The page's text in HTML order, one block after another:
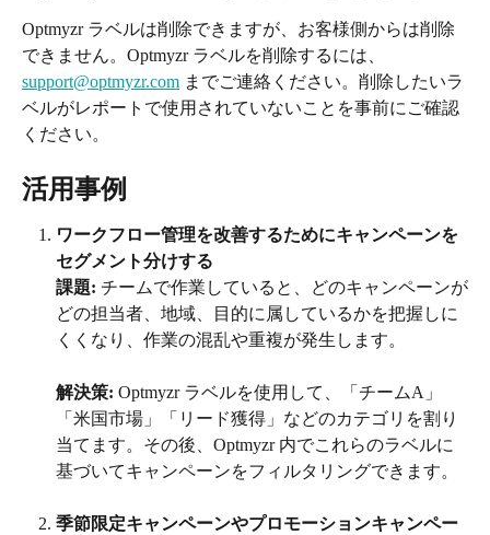
Optmyzr ラベルは削除できますが、お客様側からは削除
できません。Optmyzr ラベルを削除するには、
support@optmyzr.com までご連絡ください。削除したいラ
ベルがレポートで使用されていないことを事前にご確認
ください。
活用事例
ワークフロー管理を改善するためにキャンペーンを
セグメント分けする
課題: チームで作業していると、どのキャンペーンが
どの担当者、地域、目的に属しているかを把握しに
くくなり、作業の混乱や重複が発生します。
解決策: Optmyzr ラベルを使用して、「チームA」
「米国市場」「リード獲得」などのカテゴリを割り
当てます。その後、Optmyzr 内でこれらのラベルに
基づいてキャンペーンをフィルタリングできます。
季節限定キャンペーンやプロモーションキャンペー